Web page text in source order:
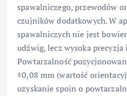
spawalniczego, przewodów
czujników dodatkowych. W
spawalniczych nie jest
udźwig, lecz wysoka
Powtarzalność
±0,08 mm (wartość
uzyskanie spoin o